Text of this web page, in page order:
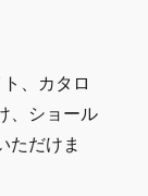
、カタロ
、ショール
ただけま